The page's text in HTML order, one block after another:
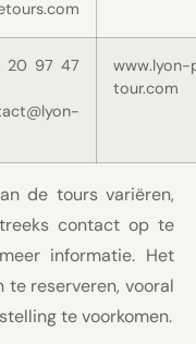
20 97 47
tour.com
de tours variëren,
contact op te
informatie. Het
reserveren, vooral
te voorkomen.